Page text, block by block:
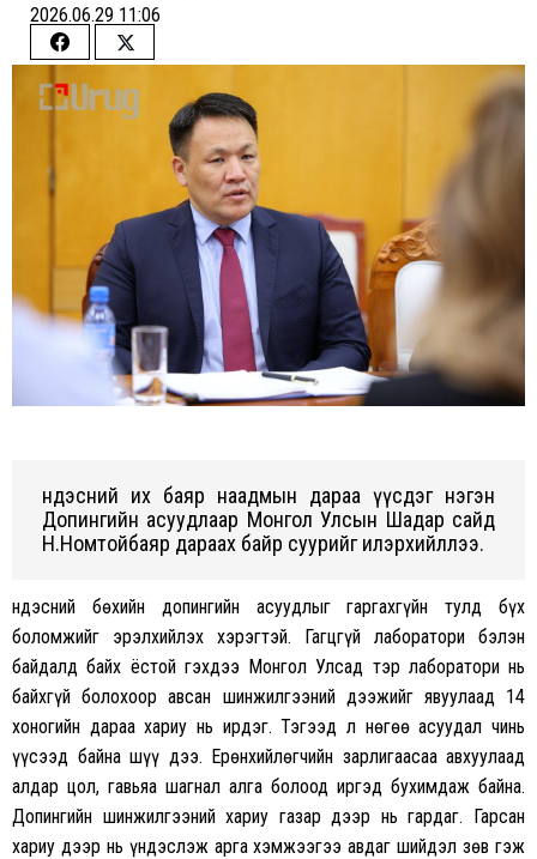
2026.06.29 11:06
Share
on
Share
on
Twitter
Үндэсний их баяр наадмын дараа үүсдэг нэгэн
Допингийн асуудлаар Монгол Улсын Шадар сайд
Н.Номтойбаяр дараах байр суурийг илэрхийллээ.
Үндэсний бөхийн допингийн асуудлыг гаргахгүйн тулд бүх
боломжийг эрэлхийлэх хэрэгтэй. Гагцгүй лаборатори бэлэн
байдалд байх ёстой гэхдээ Монгол Улсад тэр лаборатори нь
байхгүй болохоор авсан шинжилгээний дээжийг явуулаад 14
хоногийн дараа хариу нь ирдэг. Тэгээд л нөгөө асуудал чинь
үүсээд байна шүү дээ. Ерөнхийлөгчийн зарлигаасаа авхуулаад
алдар цол, гавьяа шагнал алга болоод иргэд бухимдаж байна.
Допингийн шинжилгээний хариу газар дээр нь гардаг. Гарсан
хариу дээр нь үндэслэж арга хэмжээгээ авдаг шийдэл зөв гэж